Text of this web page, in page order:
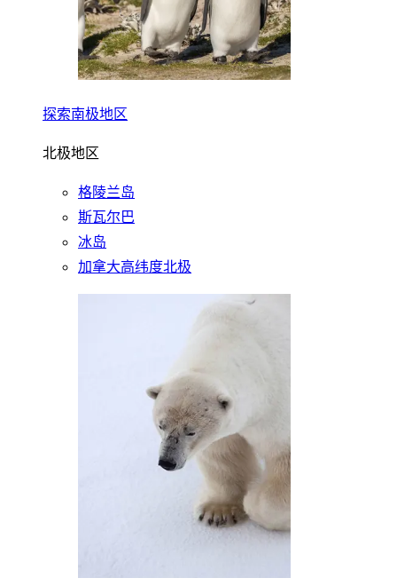
探索南极地区
北极地区
格陵兰岛
斯瓦尔巴
冰岛
加拿大高纬度北极